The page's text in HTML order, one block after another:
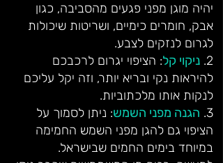
יהיה מוגן מפני פגעים מהסביבה, כגון
אבק, חומרים כימיים, ושריטות שיכולות
לגרום לנזקים לצבע.
2. ניקוי קל: הציפוי יגרום לרכבכם
להיראות נקי ובריא יותר, וזה יקל עליכם
לנקות אותו מלכתוביות.
3. הגנה מפני השמש: ניתן לסמוך על
הציפוי גם להגן מפני השמש החמימה
במיוחד בימים החמים שבישראל.